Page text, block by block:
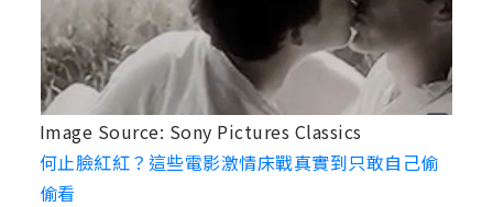
Image Source: Sony Pictures Classics
何止臉紅紅？這些電影激情床戰真實到只敢自己偷
偷看